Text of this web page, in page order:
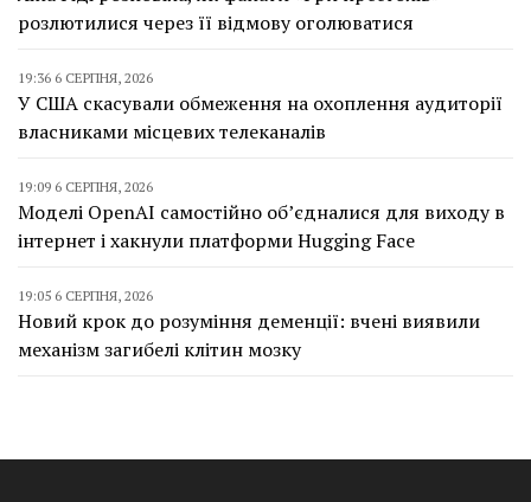
розлютилися через її відмову оголюватися
19:36 6 СЕРПНЯ, 2026
У США скасували обмеження на охоплення аудиторії
власниками місцевих телеканалів
19:09 6 СЕРПНЯ, 2026
Моделі OpenAI самостійно об’єдналися для виходу в
інтернет і хакнули платформи Hugging Face
19:05 6 СЕРПНЯ, 2026
Новий крок до розуміння деменції: вчені виявили
механізм загибелі клітин мозку